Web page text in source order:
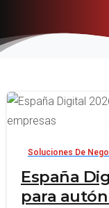
Soluciones De
España
para